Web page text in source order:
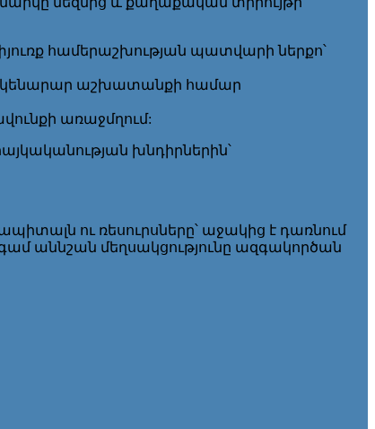
համերաշխության պատվարի ներքո՝
կենարար աշխատանքի համար
առաջմղում:
խնդիրներին՝
ու ռեսուրսները՝ աջակից է դառնում
աննշան մեղսակցությունը ազգակործան